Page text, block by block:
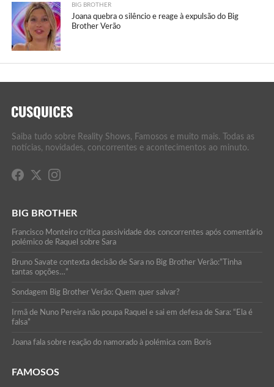
BIG BROTHER
Joana quebra o silêncio e reage à expulsão do Big
Brother Verão
Saiba tudo sobre Reality Shows, Famosos e muito mais. Todas as
notícias, novidades, concorrentes e acontecimentos ao minuto.
BIG BROTHER
Francisco Monteiro critica passividade dos concorrentes após comentário
polémico de Raquel sobre Sara
Bruno Savate contexta decisão de Sara no Big Brother Verão:”Tinha
tantas opções…”
Sondagem Big Brother Verão: Quem quer salvar?
Irmã de Nuno Pereira não poupa Raquel e sai em defesa de Sara: “Ela é
falsa”
Joana fala sobre reação do namorado à polémica com Boris
FAMOSOS